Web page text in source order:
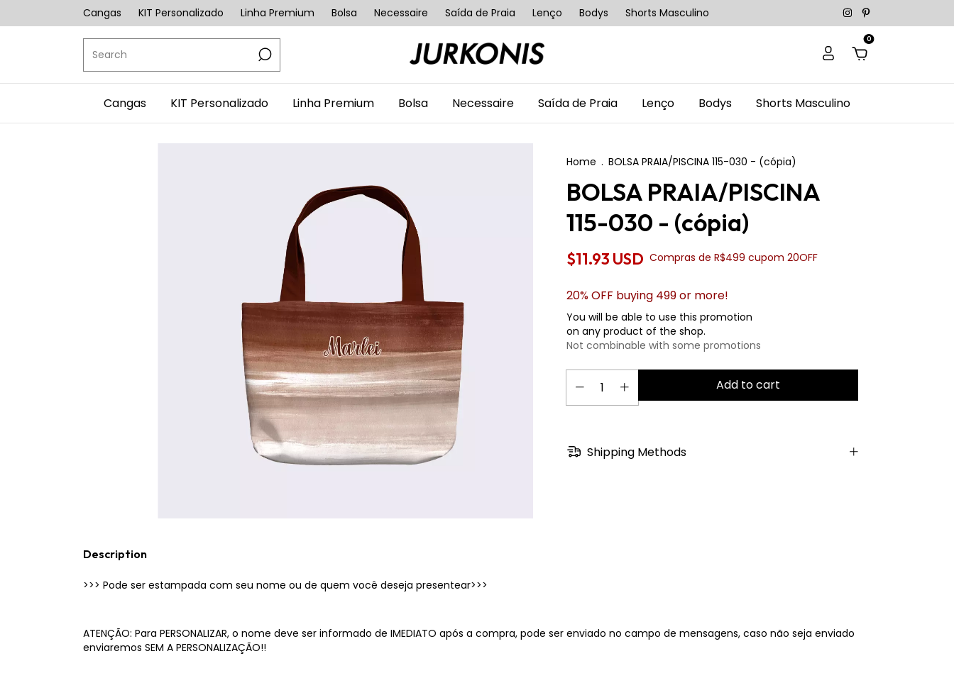
Cangas KIT Personalizado Linha Premium Bolsa Necessaire Saída de Praia Lenço Bodys Shorts Masculino
0
Cangas KIT Personalizado Linha Premium Bolsa Necessaire Saída de Praia Lenço Bodys Shorts Masculino
Home . BOLSA PRAIA/PISCINA 115-030 - (cópia)
BOLSA PRAIA/PISCINA
115-030 - (cópia)
$11.93 USD Compras de R$499 cupom 20OFF
20% OFF buying 499 or more!
You will be able to use this promotion
on any product of the shop.
Not combinable with some promotions
Shipping Methods
Description
>>> Pode ser estampada com seu nome ou de quem você deseja presentear>>>
ATENÇÃO: Para PERSONALIZAR, o nome deve ser informado de IMEDIATO após a compra, pode ser enviado no campo de mensagens, caso não seja enviado
enviaremos SEM A PERSONALIZAÇÃO!!